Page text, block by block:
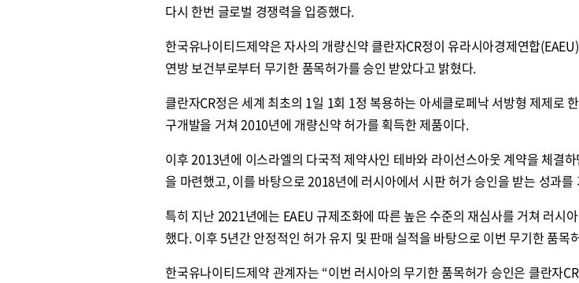
다시 한번 글로벌 경쟁력을 입증했다.
한국유나이티드제약은 자사의 개량신약 클란자CR정이 유라시아경제연합
연방 보건부로부터 무기한 품목허가를 승인 받았다고 밝혔다.
클란자CR정은 세계 최초의 1일 1회 1정 복용하는 아세클로페낙 서방형 제제로
구개발을 거쳐 2010년에 개량신약 허가를 획득한 제품이다.
이후 2013년에 이스라엘의 다국적 제약사인 테바와 라이선스아웃 계약을 체결
을 마련했고, 이를 바탕으로 2018년에 러시아에서 시판 허가 승인을 받는 성과를
특히 지난 2021년에는 EAEU 규제조화에 따른 높은 수준의 재심사를 거쳐 러시
했다. 이후 5년간 안정적인 허가 유지 및 판매 실적을 바탕으로 이번 무기한 품목
한국유나이티드제약 관계자는 “이번 러시아의 무기한 품목허가 승인은 클란자